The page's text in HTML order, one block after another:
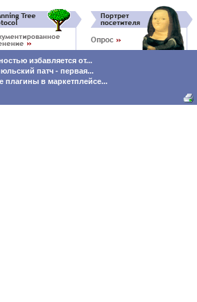
избавляется от...
патч - первая...
плагины в маркетплейсе...